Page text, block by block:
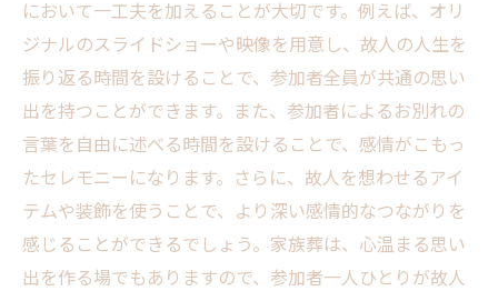
において一工夫を加えることが大切です。例えば、オリ
ジナルのスライドショーや映像を用意し、故人の人生を
振り返る時間を設けることで、参加者全員が共通の思い
出を持つことができます。また、参加者によるお別れの
言葉を自由に述べる時間を設けることで、感情がこもっ
たセレモニーになります。さらに、故人を想わせるアイ
テムや装飾を使うことで、より深い感情的なつながりを
感じることができるでしょう。家族葬は、心温まる思い
出を作る場でもありますので、参加者一人ひとりが故人